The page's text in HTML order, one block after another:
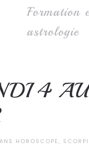
Formation
astrologie
4
HOROSCOPE,